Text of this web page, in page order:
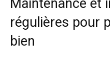
Maintenance et
régulières pour
bien